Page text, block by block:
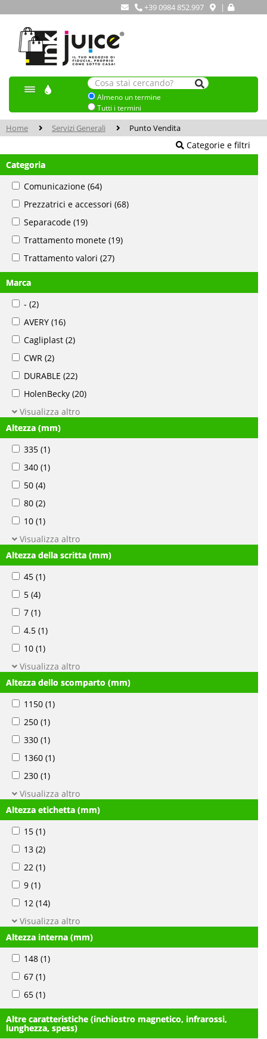
+39 0984 852.997 |
Almeno un termine
Tutti i termini
Home Servizi Generali Punto Vendita
Categorie e filtri
Categoria
Comunicazione (64)
Prezzatrici e accessori (68)
Separacode (19)
Trattamento monete (19)
Trattamento valori (27)
Marca
- (2)
AVERY (16)
Cagliplast (2)
CWR (2)
DURABLE (22)
HolenBecky (20)
Visualizza altro
Altezza (mm)
335 (1)
340 (1)
50 (4)
80 (2)
10 (1)
Visualizza altro
Altezza della scritta (mm)
45 (1)
5 (4)
7 (1)
4.5 (1)
10 (1)
Visualizza altro
Altezza dello scomparto (mm)
1150 (1)
250 (1)
330 (1)
1360 (1)
230 (1)
Visualizza altro
Altezza etichetta (mm)
15 (1)
13 (2)
22 (1)
9 (1)
12 (14)
Visualizza altro
Altezza interna (mm)
148 (1)
67 (1)
65 (1)
Altre caratteristiche (inchiostro magnetico, infrarossi,
lunghezza, spess)